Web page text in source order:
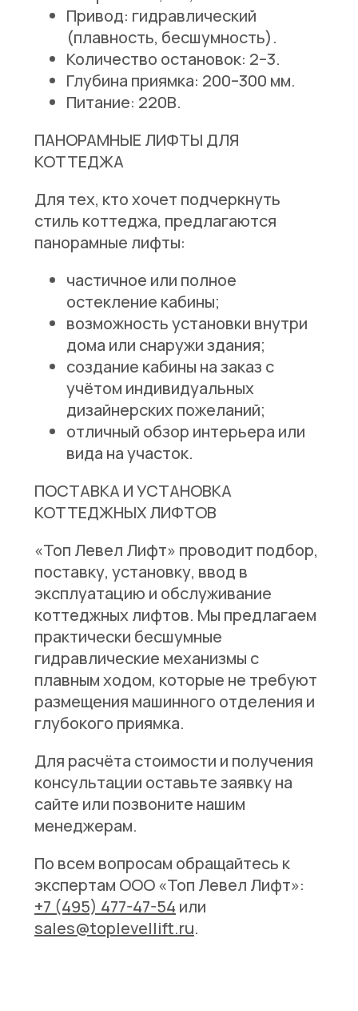
Привод: гидравлический
(плавность, бесшумность).
Количество остановок: 2–3.
Глубина приямка: 200–300 мм.
Питание: 220В.
ПАНОРАМНЫЕ ЛИФТЫ ДЛЯ
КОТТЕДЖА
Для тех, кто хочет подчеркнуть
стиль коттеджа, предлагаются
панорамные лифты:
частичное или полное
остекление кабины;
возможность установки внутри
дома или снаружи здания;
создание кабины на заказ с
учётом индивидуальных
дизайнерских пожеланий;
отличный обзор интерьера или
вида на участок.
ПОСТАВКА И УСТАНОВКА
КОТТЕДЖНЫХ ЛИФТОВ
«Топ Левел Лифт» проводит подбор,
поставку, установку, ввод в
эксплуатацию и обслуживание
коттеджных лифтов. Мы предлагаем
практически бесшумные
гидравлические механизмы с
плавным ходом, которые не требуют
размещения машинного отделения и
глубокого приямка.
Для расчёта стоимости и получения
консультации оставьте заявку на
сайте или позвоните нашим
менеджерам.
По всем вопросам обращайтесь к
экспертам ООО «Топ Левел Лифт»:
+7 (495) 477-47-54 или
sales@toplevellift.ru.